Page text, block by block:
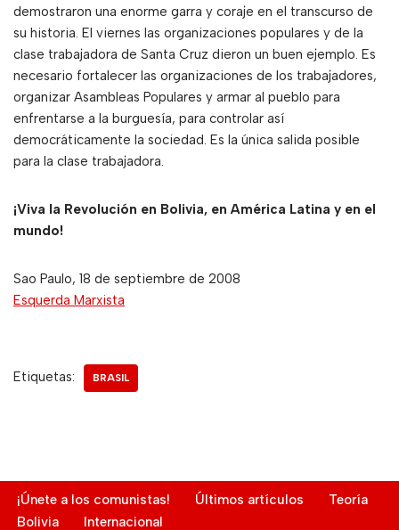
demostraron una enorme garra y coraje en el transcurso de
su historia. El viernes las organizaciones populares y de la
clase trabajadora de Santa Cruz dieron un buen ejemplo. Es
necesario fortalecer las organizaciones de los trabajadores,
organizar Asambleas Populares y armar al pueblo para
enfrentarse a la burguesía, para controlar así
democráticamente la sociedad. Es la única salida posible
para la clase trabajadora.
¡Viva la Revolución en Bolivia, en América Latina y en el
mundo!
Sao Paulo, 18 de septiembre de 2008
Esquerda Marxista
Etiquetas: BRASIL
¡Únete a los comunistas! Últimos artículos
Teoría
Bolivia
Internacional